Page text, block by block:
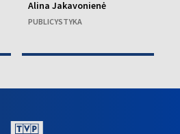
Alina Jakavonienė
PUBLICYSTYKA